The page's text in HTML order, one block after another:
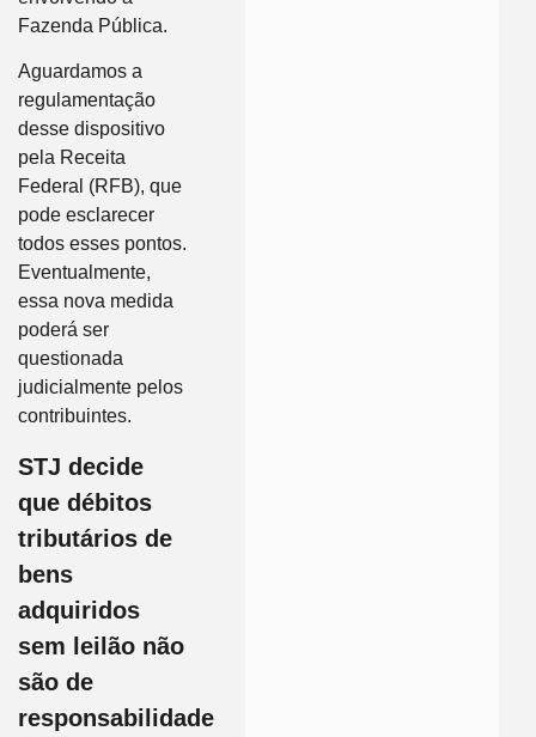
Fazenda Pública.
Aguardamos a
regulamentação
desse dispositivo
pela Receita
Federal (RFB), que
pode esclarecer
todos esses pontos.
Eventualmente,
essa nova medida
poderá ser
questionada
judicialmente pelos
contribuintes.
STJ decide
que débitos
tributários de
bens
adquiridos
sem leilão não
são de
responsabilidade